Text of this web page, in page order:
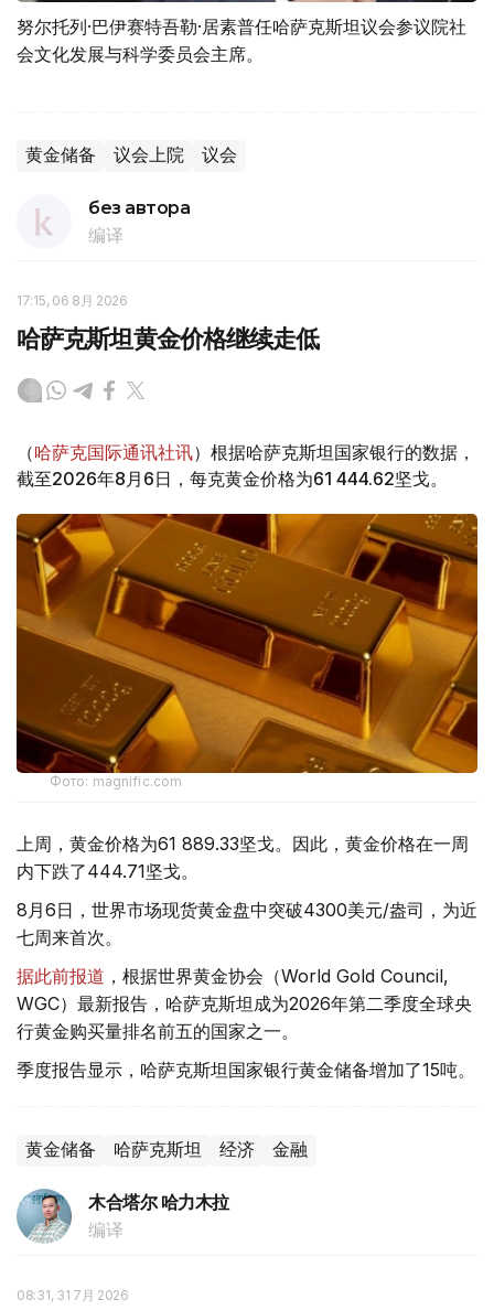
努尔托列·巴伊赛特吾勒·居素普任哈萨克斯坦议会参议院社
会文化发展与科学委员会主席。
黄金储备 议会上院 议会
без автора
编译
17:15, 06 8月 2026
哈萨克斯坦黄金价格继续走低
（哈萨克国际通讯社讯）根据哈萨克斯坦国家银行的数据，
截至2026年8月6日，每克黄金价格为61 444.62坚戈。
Фото: magnific.com
上周，黄金价格为61 889.33坚戈。因此，黄金价格在一周
内下跌了444.71坚戈。
8月6日，世界市场现货黄金盘中突破4300美元/盎司，为近
七周来首次。
据此前报道 ，根据世界黄金协会（World Gold Council,
WGC）最新报告，哈萨克斯坦成为2026年第二季度全球央
行黄金购买量排名前五的国家之一。
季度报告显示，哈萨克斯坦国家银行黄金储备增加了15吨。
黄金储备 哈萨克斯坦 经济 金融
木合塔尔 哈力木拉
编译
08:31, 31 7月 2026